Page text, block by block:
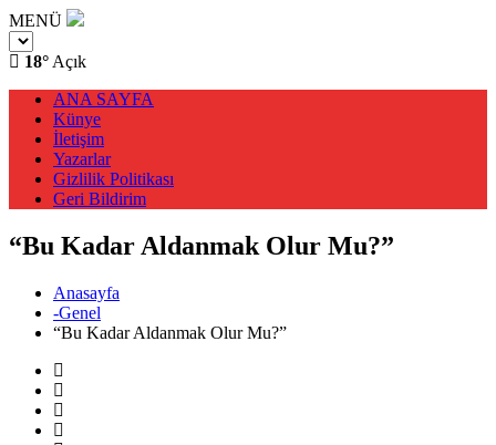
MENÜ
18° Açık
ANA SAYFA
Künye
İletişim
Yazarlar
Gizlilik Politikası
Geri Bildirim
“Bu Kadar Aldanmak Olur Mu?”
Anasayfa
-Genel
“Bu Kadar Aldanmak Olur Mu?”